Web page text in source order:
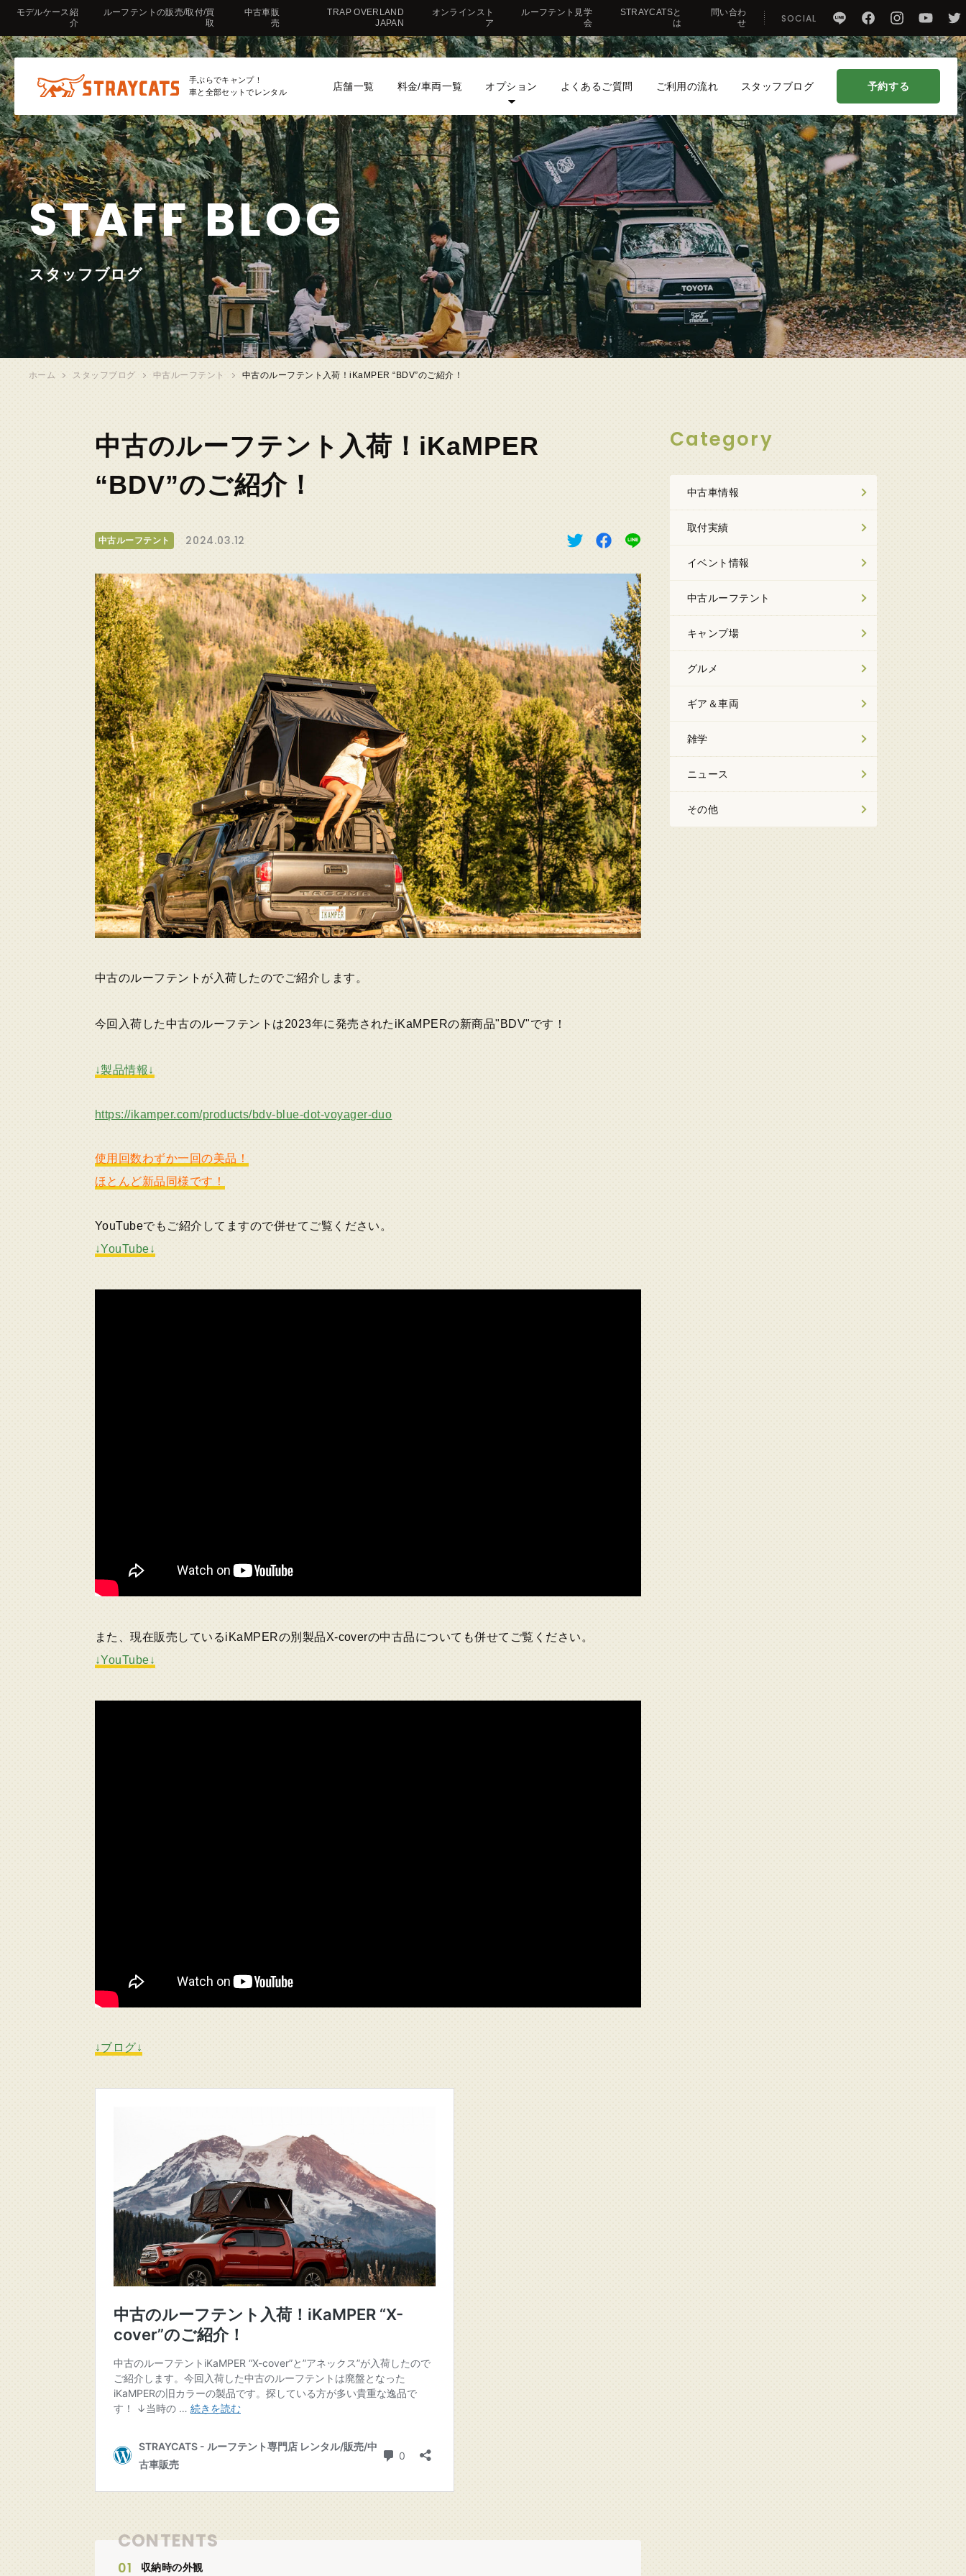
モデルケース紹
介
ルーフテントの販売/取付/買
取
中古車販
売
TRAP OVERLAND
JAPAN
オンラインスト
ア
ルーフテント見学
会
STRAYCATSと
は
問い合わ
せ
SOCIAL
手ぶらでキャンプ！
車と全部セットでレンタル
店舗一覧 料金/車両一覧 オプション よくあるご質問 ご利用の流れ スタッフブログ 予約する
STAFF BLOG
スタッフブログ
ホーム スタッフブログ 中古ルーフテント 中古のルーフテント入荷！iKaMPER “BDV”のご紹介！
中古のルーフテント入荷！iKaMPER
“BDV”のご紹介！
中古ルーフテント 2024.03.12
中古のルーフテントが入荷したのでご紹介します。
今回入荷した中古のルーフテントは2023年に発売されたiKaMPERの新商品"BDV"です！
↓製品情報↓
https://ikamper.com/products/bdv-blue-dot-voyager-duo
使用回数わずか一回の美品！
ほとんど新品同様です！
YouTubeでもご紹介してますので併せてご覧ください。
↓YouTube↓
また、現在販売しているiKaMPERの別製品X-coverの中古品についても併せてご覧ください。
↓YouTube↓
↓ブログ↓
CONTENTS
収納時の外観
Category
中古車情報
取付実績
イベント情報
中古ルーフテント
キャンプ場
グルメ
ギア＆車両
雑学
ニュース
その他